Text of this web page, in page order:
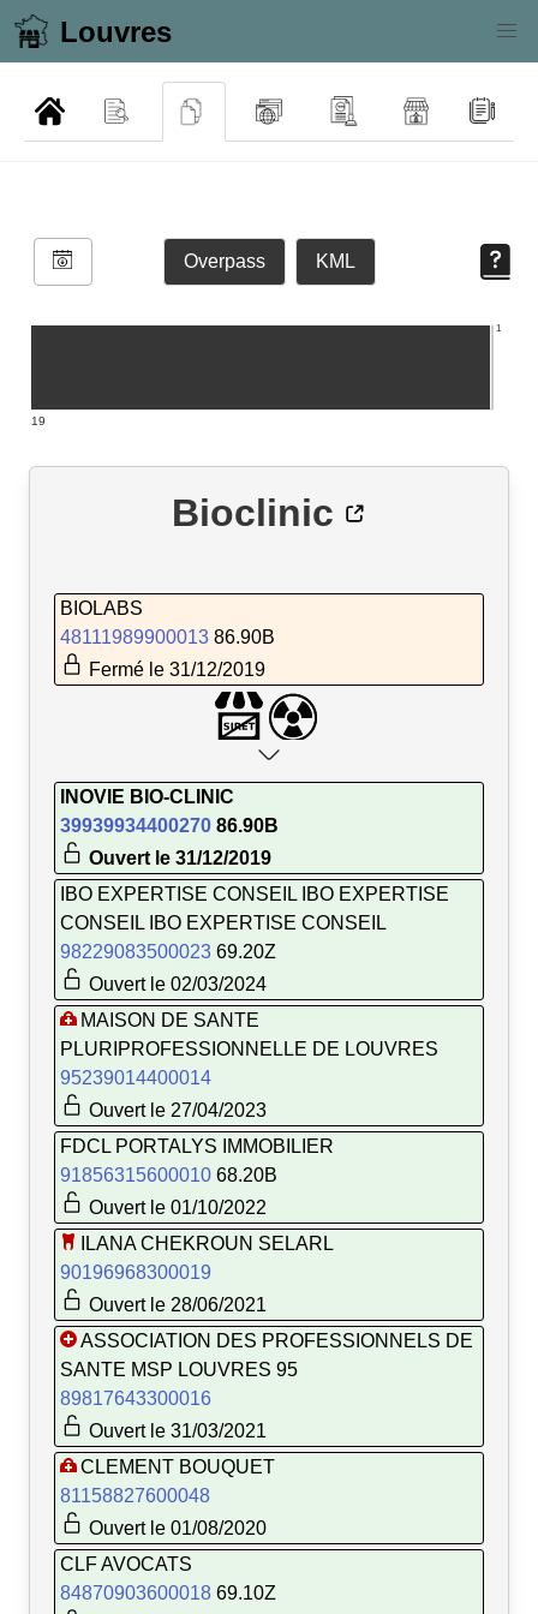
Louvres
Overpass KML
1
19
Bioclinic
BIOLABS
48111989900013 86.90B
Fermé le 31/12/2019
INOVIE BIO-CLINIC
39939934400270 86.90B
Ouvert le 31/12/2019
IBO EXPERTISE CONSEIL IBO EXPERTISE
CONSEIL IBO EXPERTISE CONSEIL
98229083500023 69.20Z
Ouvert le 02/03/2024
MAISON DE SANTE
PLURIPROFESSIONNELLE DE LOUVRES
95239014400014
Ouvert le 27/04/2023
FDCL PORTALYS IMMOBILIER
91856315600010 68.20B
Ouvert le 01/10/2022
ILANA CHEKROUN SELARL
90196968300019
Ouvert le 28/06/2021
ASSOCIATION DES PROFESSIONNELS DE
SANTE MSP LOUVRES 95
89817643300016
Ouvert le 31/03/2021
CLEMENT BOUQUET
81158827600048
Ouvert le 01/08/2020
CLF AVOCATS
84870903600018 69.10Z